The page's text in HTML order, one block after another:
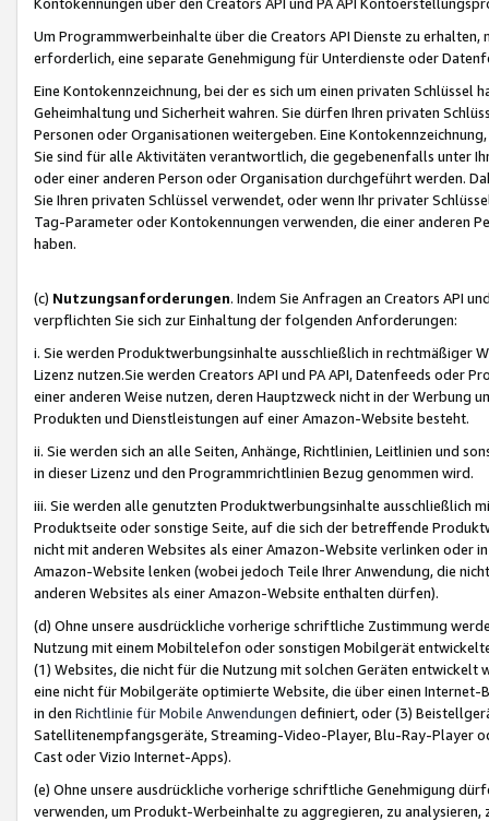
Um Programmwerbeinhalte über die Creators API Dienste zu
erforderlich, eine separate Genehmigung für Unterdienste oder
Eine Kontokennzeichnung, bei der es sich um einen privaten
Geheimhaltung und Sicherheit wahren. Sie dürfen Ihren privaten
Personen oder Organisationen weitergeben. Eine
Sie sind für alle Aktivitäten verantwortlich, die gegebenenfalls unter
oder einer anderen Person oder Organisation durchgeführt werden.
Sie Ihren privaten Schlüssel verwendet, oder wenn Ihr privater
Tag-Parameter oder Kontokennungen verwenden, die einer anderen
haben.
(c) Nutzungsanforderungen. Indem Sie Anfragen an Creators API
verpflichten Sie sich zur Einhaltung der folgenden Anforderungen:
i. Sie werden Produktwerbungsinhalte ausschließlich in rechtmäßiger
Lizenz nutzen.Sie werden Creators API und PA API, Datenfeeds oder
einer anderen Weise nutzen, deren Hauptzweck nicht in der Werbung
Produkten und Dienstleistungen auf einer Amazon-Website besteht.
ii. Sie werden sich an alle Seiten, Anhänge, Richtlinien, Leitlinien und
in dieser Lizenz und den Programmrichtlinien Bezug genommen wird.
iii. Sie werden alle genutzten Produktwerbungsinhalte ausschließlich
Produktseite oder sonstige Seite, auf die sich der betreffende
nicht mit anderen Websites als einer Amazon-Website verlinken oder
Amazon-Website lenken (wobei jedoch Teile Ihrer Anwendung, die
anderen Websites als einer Amazon-Website enthalten dürfen).
(d) Ohne unsere ausdrückliche vorherige schriftliche Zustimmung
Nutzung mit einem Mobiltelefon oder sonstigen Mobilgerät
(1) Websites, die nicht für die Nutzung mit solchen Geräten
eine nicht für Mobilgeräte optimierte Website, die über einen
in den Richtlinie für Mobile Anwendungen definiert, oder (3)
Satellitenempfangsgeräte, Streaming-Video-Player, Blu-Ray-Player
Cast oder Vizio Internet-Apps).
(e) Ohne unsere ausdrückliche vorherige schriftliche Genehmigung
verwenden, um Produkt-Werbeinhalte zu aggregieren, zu